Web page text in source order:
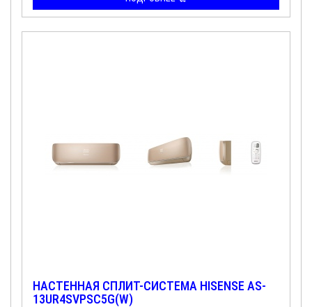
НАСТЕННАЯ СПЛИТ-СИСТЕМА HISENSE AS-
13UR4SVPSC5G(W)